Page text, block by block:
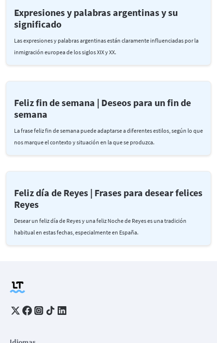
Expresiones y palabras argentinas y su
significado
Las expresiones y palabras argentinas están claramente influenciadas por la
inmigración europea de los siglos XIX y XX.
Feliz fin de semana | Deseos para un fin de
semana
La frase feliz fin de semana puede adaptarse a diferentes estilos, según lo que
nos marque el contexto y situación en la que se produzca.
Feliz día de Reyes | Frases para desear felices
Reyes
Desear un feliz día de Reyes y una feliz Noche de Reyes es una tradición
habitual en estas fechas, especialmente en España.